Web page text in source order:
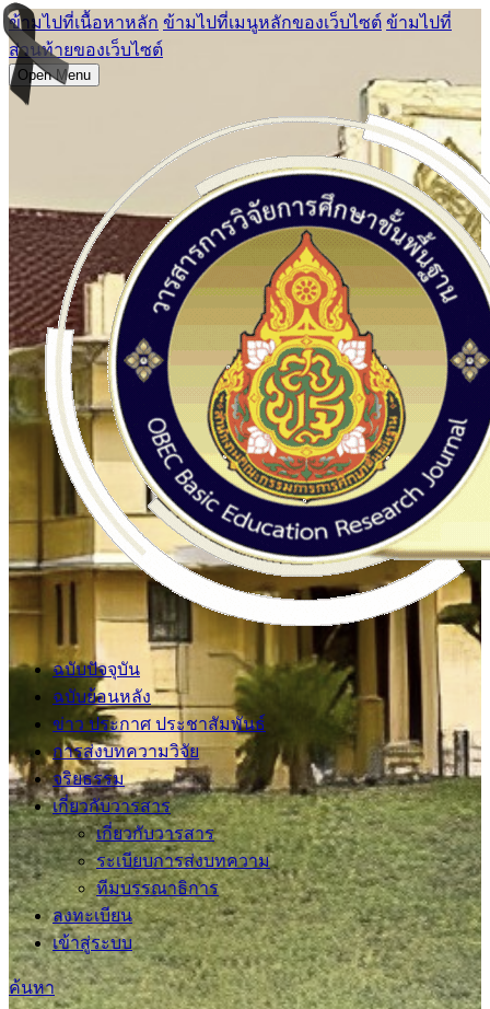
ข้ามไปที่เนื้อหาหลัก ข้ามไปที่เมนูหลักของเว็บไซต์ ข้ามไปที่
ส่วนท้ายของเว็บไซต์
Open Menu
ฉบับปัจจุบัน
ฉบับย้อนหลัง
ข่าว ประกาศ ประชาสัมพันธ์
การส่งบทความวิจัย
จริยธรรม
เกี่ยวกับวารสาร
เกี่ยวกับวารสาร
ระเบียบการส่งบทความ
ทีมบรรณาธิการ
ลงทะเบียน
เข้าสู่ระบบ
ค้นหา